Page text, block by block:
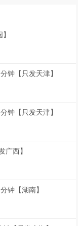
钟【只发天津】
钟【只发天津】
广西】
钟【湖南】